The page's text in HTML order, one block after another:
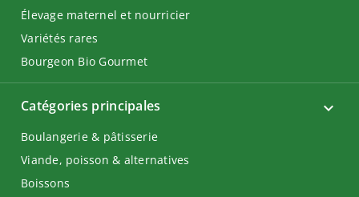
Catégories principales
Boulangerie & pâtisserie
Viande, poisson & alternatives
Boissons
Élevage maternel et nourricier
Variétés rares
Bourgeon Bio Gourmet